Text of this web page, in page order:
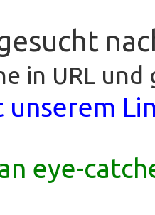
in URL
unserem
eye-